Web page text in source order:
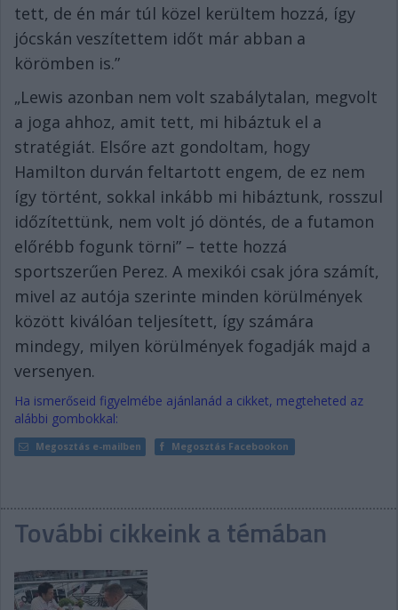
tett, de én már túl közel kerültem hozzá, így
jócskán veszítettem időt már abban a
körömben is.”
„Lewis azonban nem volt szabálytalan, megvolt
a joga ahhoz, amit tett, mi hibáztuk el a
stratégiát. Elsőre azt gondoltam, hogy
Hamilton durván feltartott engem, de ez nem
így történt, sokkal inkább mi hibáztunk, rosszul
időzítettünk, nem volt jó döntés, de a futamon
előrébb fogunk törni” – tette hozzá
sportszerűen Perez. A mexikói csak jóra számít,
mivel az autója szerinte minden körülmények
között kiválóan teljesített, így számára
mindegy, milyen körülmények fogadják majd a
versenyen.
Ha ismerőseid figyelmébe ajánlanád a cikket, megteheted az
alábbi gombokkal:
Megosztás e-mailben Megosztás Facebookon
További cikkeink a témában